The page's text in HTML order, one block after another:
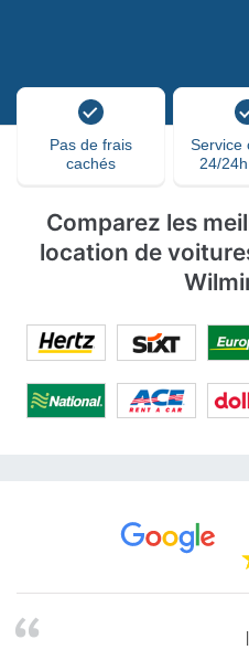
Pas de frais
cachés
Service
24/
Comparez les
location de